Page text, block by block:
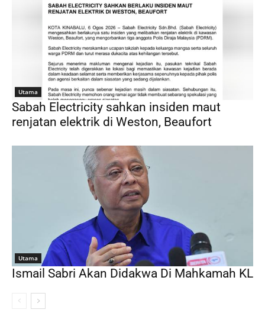
Utama
Sabah Electricity sahkan insiden maut
renjatan elektrik di Weston, Beaufort
Utama
Ismail Sabri Akan Didakwa Di Mahkamah KL